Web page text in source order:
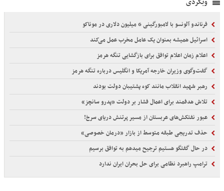
فرناندو آلونسو با لامبورگینی 6 میلیون دلاری در موناکو
اسرائیل همیشه بعنوان یک عامل مخرب عمل می‌کند
اعلام زمان اعلام توافق برای بازگشایی تنگه هرمز
گفت‌وگوی وزیران خارجه آمریکا و انگلیس درباره تنگه هرمز
رهبر شهید انقلاب مانند کوه پشتیبان دولت بودند
تلاش هدفمند برای اعمال فشار بر دولت «پدرو سانچز»
عبور نفتکش‌های عربستان از مسیر پرتنش دریای سرخ!
حذف تدریجی طبقه متوسط از بازار «درمان خصوصی»
در حال گفتگو هستیم ترجیح میدهم به توافق برسیم
ترامپ راهبرد نظامی برای حل بحران ایران ندارد